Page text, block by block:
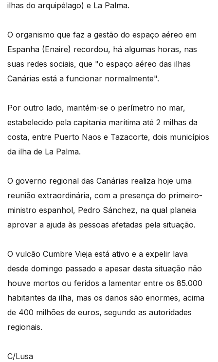
ilhas do arquipélago) e La Palma.
O organismo que faz a gestão do espaço aéreo em
Espanha (Enaire) recordou, há algumas horas, nas
suas redes sociais, que "o espaço aéreo das ilhas
Canárias está a funcionar normalmente".
Por outro lado, mantém-se o perímetro no mar,
estabelecido pela capitania marítima até 2 milhas da
costa, entre Puerto Naos e Tazacorte, dois municípios
da ilha de La Palma.
O governo regional das Canárias realiza hoje uma
reunião extraordinária, com a presença do primeiro-
ministro espanhol, Pedro Sánchez, na qual planeia
aprovar a ajuda às pessoas afetadas pela situação.
O vulcão Cumbre Vieja está ativo e a expelir lava
desde domingo passado e apesar desta situação não
houve mortos ou feridos a lamentar entre os 85.000
habitantes da ilha, mas os danos são enormes, acima
de 400 milhões de euros, segundo as autoridades
regionais.
C/Lusa